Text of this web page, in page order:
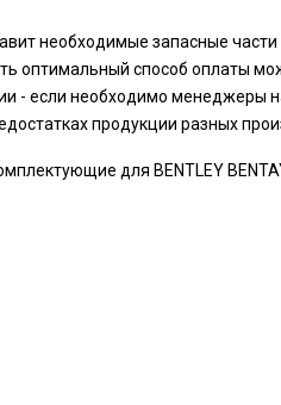
необходимые запасные
оптимальный способ оплаты
- если необходимо менеджеры
продукции разных
для BENTLEY